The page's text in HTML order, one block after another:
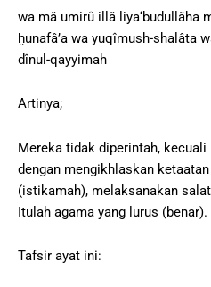
wa mâ umirû illâ liya‘budullâha
ḫunafâ’a wa yuqîmush-shalâta
dînul-qayyimah
Artinya;
Mereka tidak diperintah,
dengan mengikhlaskan
(istikamah), melaksanakan
Itulah agama yang lurus (benar).
Tafsir ayat ini: